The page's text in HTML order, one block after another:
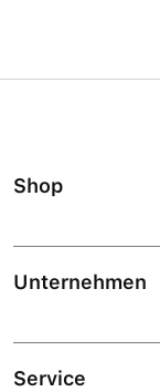
Shop
Unternehmen
Service